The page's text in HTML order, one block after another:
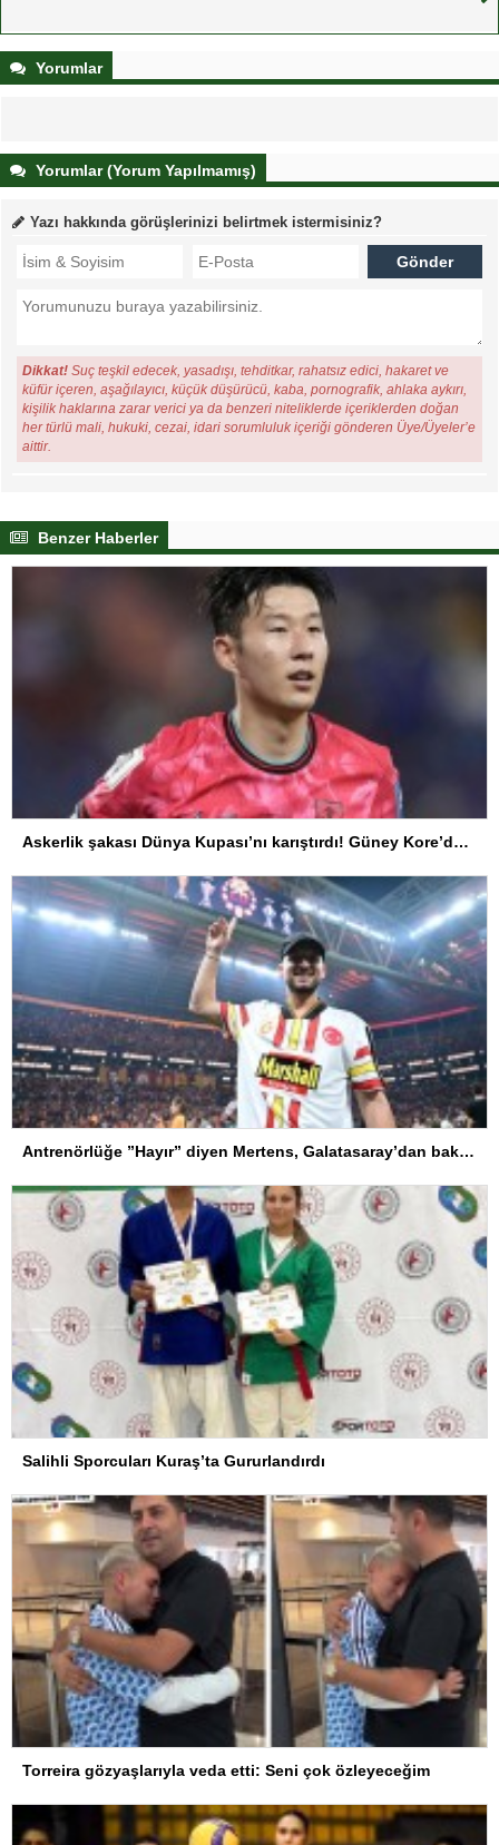
Yorumlar
Yorumlar (Yorum Yapılmamış)
Yazı hakkında görüşlerinizi belirtmek istermisiniz?
Dikkat! Suç teşkil edecek, yasadışı, tehditkar, rahatsız edici, hakaret ve
küfür içeren, aşağılayıcı, küçük düşürücü, kaba, pornografik, ahlaka aykırı,
kişilik haklarına zarar verici ya da benzeri niteliklerde içeriklerden doğan
her türlü mali, hukuki, cezai, idari sorumluluk içeriği gönderen Üye/Üyeler’e
aittir.
Benzer Haberler
Askerlik şakası Dünya Kupası’nı karıştırdı! Güney Kore’den sert karar
Antrenörlüğe ”Hayır” diyen Mertens, Galatasaray’dan bakın ne istedi
Salihli Sporcuları Kuraş’ta Gururlandırdı
Torreira gözyaşlarıyla veda etti: Seni çok özleyeceğim